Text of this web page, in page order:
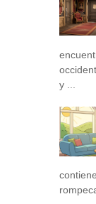
y ...